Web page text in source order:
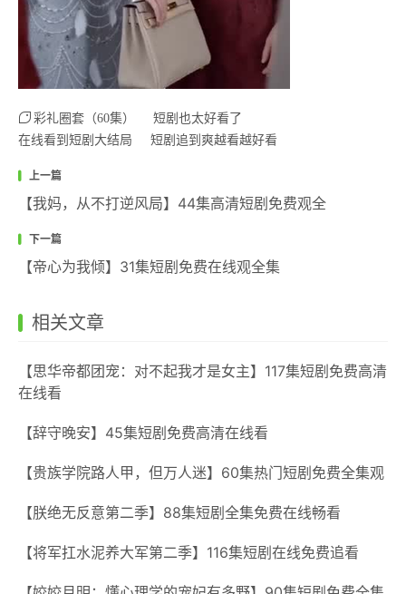
彩礼圈套（60集）
短剧也太好看了
在线看到短剧大结局
短剧追到爽越看越好看
上一篇
【我妈，从不打逆风局】44集高清短剧免费观全
下一篇
【帝心为我倾】31集短剧免费在线观全集
相关文章
【思华帝都团宠：对不起我才是女主】117集短剧免费高清
在线看
【辞守晚安】45集短剧免费高清在线看
【贵族学院路人甲，但万人迷】60集热门短剧免费全集观
【朕绝无反意第二季】88集短剧全集免费在线畅看
【将军扛水泥养大军第二季】116集短剧在线免费追看